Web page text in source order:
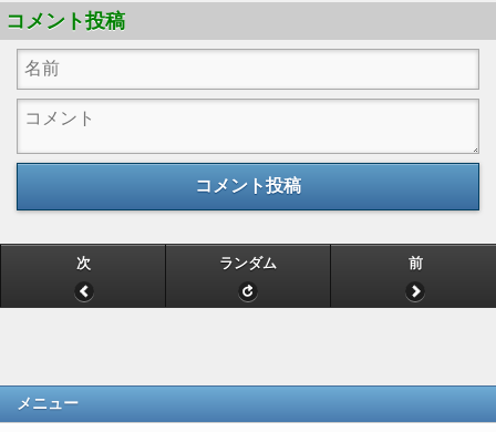
コメント投稿
コメント投稿
次 ランダム 前
メニュー